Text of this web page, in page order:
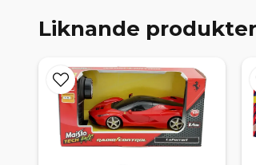
Liknande produkter